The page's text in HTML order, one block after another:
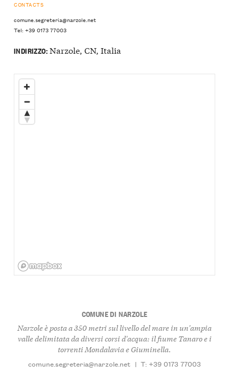
CONTACTS
comune.segreteria@narzole.net
Tel: +39 0173 77003
INDIRIZZO:Narzole, CN, Italia
COMUNE DI NARZOLE
Narzole è posta a 350 metri sul livello del mare in un'ampia
valle delimitata da diversi corsi d'acqua: il fiume Tanaro e i
torrenti Mondalavia e Giuminella.
comune.segreteria@narzole.net | T: +39 0173 77003